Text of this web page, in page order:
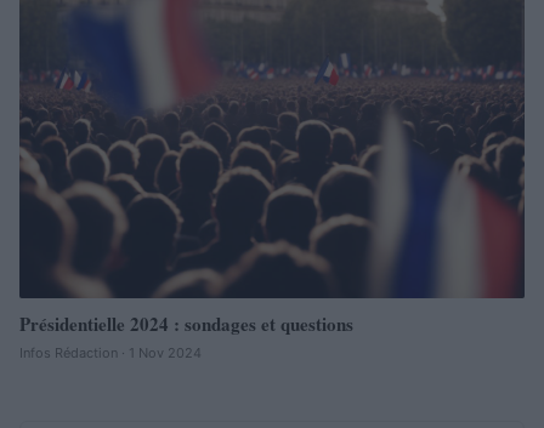
Présidentielle 2024 : sondages et questions
Infos Rédaction · 1 Nov 2024